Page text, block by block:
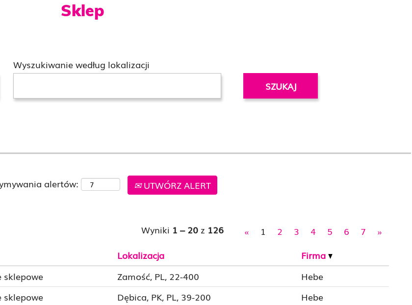
Sklep
Wyszukiwanie według lokalizacji
alertów: UTWÓRZ ALERT
Wyniki 1 – 20 z 126 « 1 2 3 4 5 6 7
»
Lokalizacja
Firma
sklepowe Zamość, PL, 22-400
Hebe
sklepowe Dębica, PK, PL, 39-200
Hebe